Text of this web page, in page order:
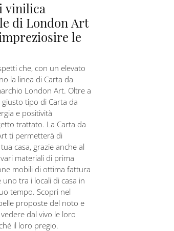
vinilica
di London Art
le
che, con un elevato
la linea di Carta da
London Art. Oltre a
tipo di Carta da
e positività
trattato. La Carta da
ti permetterà di
casa, grazie anche al
materiali di prima
mobili di ottima fattura
tra i locali di casa in
tempo. Scopri nel
proposte del noto e
dal vivo le loro
il loro pregio.